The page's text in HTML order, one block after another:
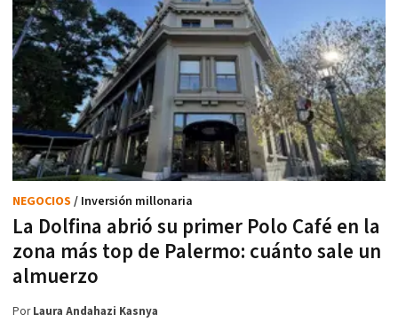
La Dolfina abrió su primer Polo Café en la
zona más top de Palermo: cuánto sale un
almuerzo
NEGOCIOS / Inversión millonaria
PorLaura Andahazi Kasnya